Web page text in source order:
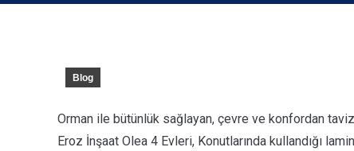
Blog
Orman ile bütünlük sağlayan, çevre ve konfordan
Eroz İnşaat Olea 4 Evleri, Konutlarında kullandığı